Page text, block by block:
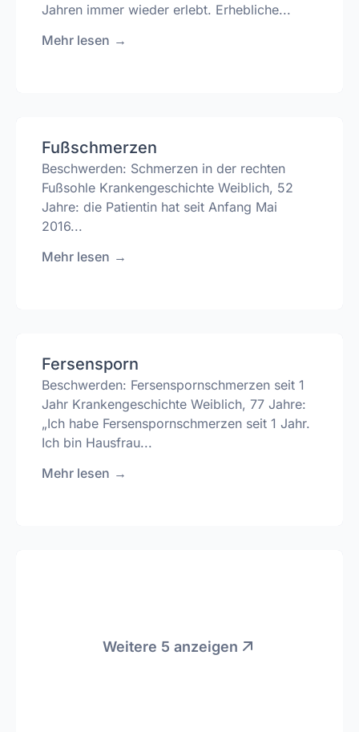
Jahren immer wieder erlebt. Erhebliche...
Mehr lesen →
Fußschmerzen
Beschwerden: Schmerzen in der rechten
Fußsohle Krankengeschichte Weiblich, 52
Jahre: die Patientin hat seit Anfang Mai
2016...
Mehr lesen →
Fersensporn
Beschwerden: Fersenspornschmerzen seit 1
Jahr Krankengeschichte Weiblich, 77 Jahre:
„Ich habe Fersenspornschmerzen seit 1 Jahr.
Ich bin Hausfrau...
Mehr lesen →
Weitere 5 anzeigen